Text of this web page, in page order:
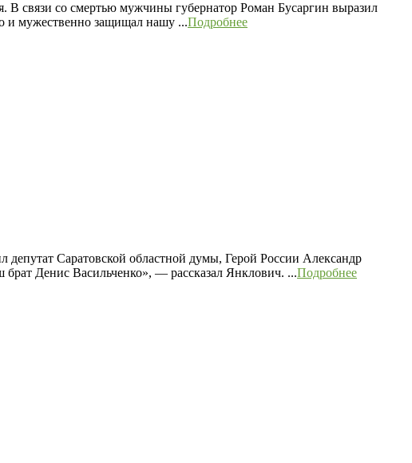
связи со смертью мужчины губернатор Роман Бусаргин выразил
и мужественно защищал нашу ...Подробнее
депутат Саратовской областной думы, Герой России Александр
брат Денис Васильченко», — рассказал Янклович. ...Подробнее